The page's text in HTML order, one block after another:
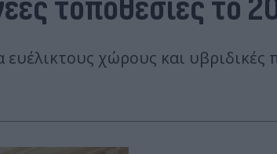
τοποθεσίες το
χώρους και υβριδικές